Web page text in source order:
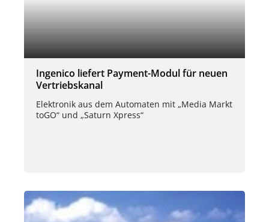
Ingenico liefert Payment-Modul für neuen
Vertriebskanal
Elektronik aus dem Automaten mit „Media Markt
toGO“ und „Saturn Xpress“